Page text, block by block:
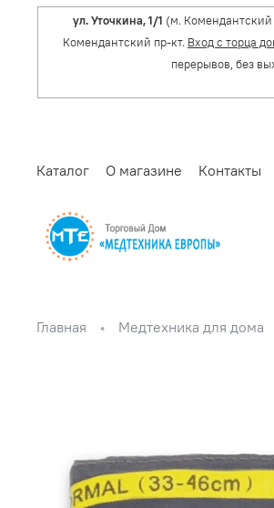
ул. Уточкина, 1/1 (м. Комендантский
Комендантский пр-кт. Вход с торца
перерывов, без
Каталог О магазине Контакты
Главная Медтехника для дома